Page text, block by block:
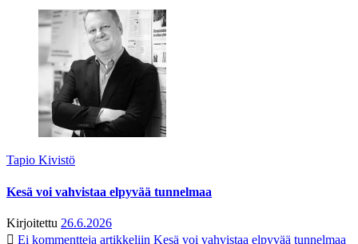
Tapio Kivistö
Kesä voi vahvistaa elpyvää tunnelmaa
Kirjoitettu 26.6.2026
Ei kommentteja artikkeliin Kesä voi vahvistaa elpyvää tunnelmaa